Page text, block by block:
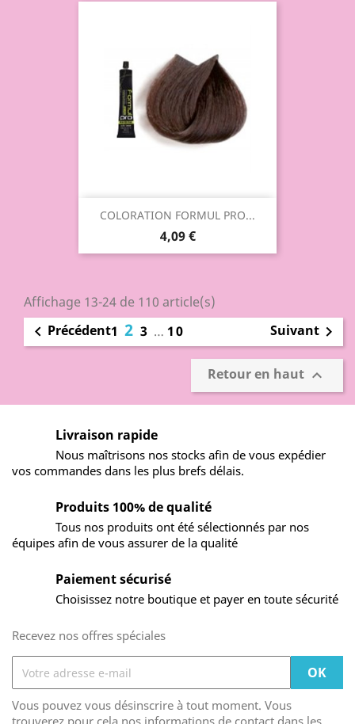
COLORATION FORMUL PRO...
4,09 €
Affichage 13-24 de 110 article(s)
 Précédent1 2 3 … 10 Suivant 
Retour en haut 
Livraison rapide
Nous maîtrisons nos stocks afin de vous expédier
vos commandes dans les plus brefs délais.
Produits 100% de qualité
Tous nos produits ont été sélectionnés par nos
équipes afin de vous assurer de la qualité
Paiement sécurisé
Choisissez notre boutique et payer en toute sécurité
Recevez nos offres spéciales
Vous pouvez vous désinscrire à tout moment. Vous
trouverez pour cela nos informations de contact dans les